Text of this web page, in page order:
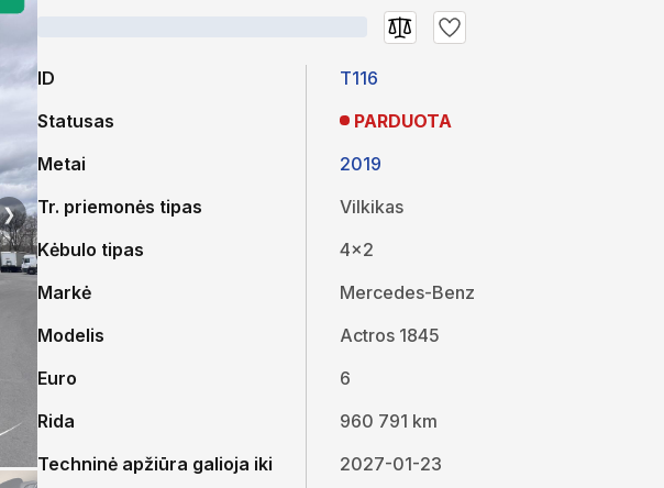
❯
ID
Statusas
Metai
Tr. priemonės tipas
Kėbulo tipas
Markė
Modelis
Euro
Rida
Techninė apžiūra galioja iki
T116
PARDUOTA
2019
Vilkikas
4x2
Mercedes-Benz
Actros 1845
6
960 791 km
2027-01-23